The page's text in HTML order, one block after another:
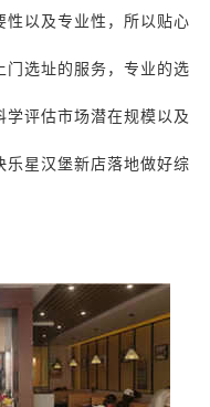
性以及专业性，所以贴心
门选址的服务，专业的选
评估市场潜在规模以及
乐星汉堡新店落地做好综